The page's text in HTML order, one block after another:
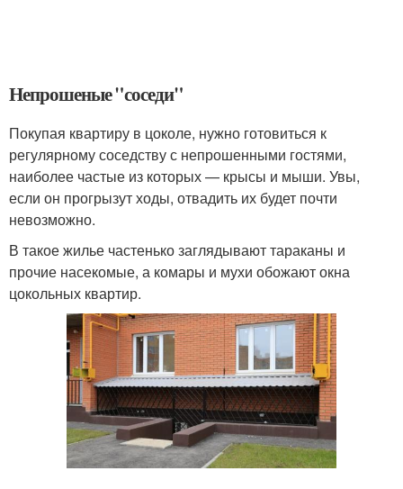
Непрошеные "соседи"
Покупая квартиру в цоколе, нужно готовиться к
регулярному соседству с непрошенными гостями,
наиболее частые из которых — крысы и мыши. Увы,
если он прогрызут ходы, отвадить их будет почти
невозможно.
В такое жилье частенько заглядывают тараканы и
прочие насекомые, а комары и мухи обожают окна
цокольных квартир.